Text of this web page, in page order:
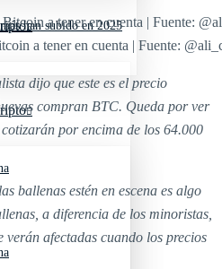
han subido en 2025
a tener en cuenta | Fuente:
dijo que este es el precio
compran BTC. Queda por ver
por encima de los 64.000
ballenas estén en escena es algo
a diferencia de los minoristas,
afectadas cuando los precios